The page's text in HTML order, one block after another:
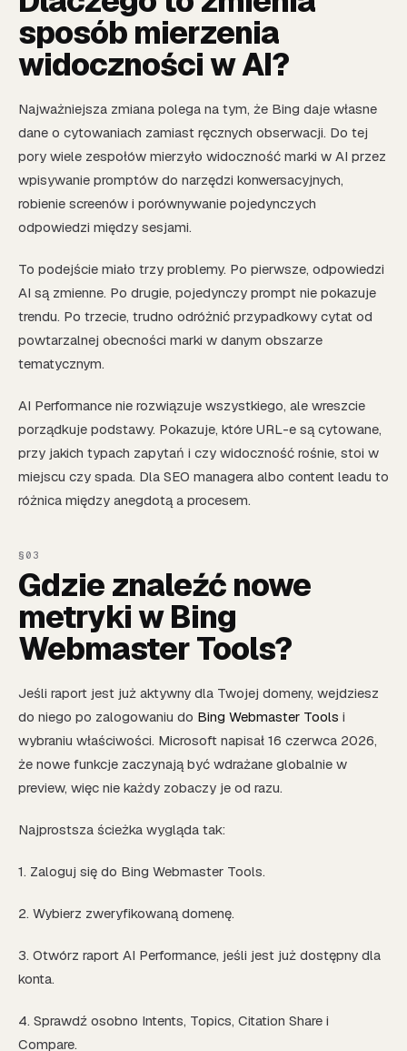
sposób mierzenia
widoczności w AI?
Najważniejsza zmiana polega na tym, że Bing daje własne
dane o cytowaniach zamiast ręcznych obserwacji. Do tej
pory wiele zespołów mierzyło widoczność marki w AI przez
wpisywanie promptów do narzędzi konwersacyjnych,
robienie screenów i porównywanie pojedynczych
odpowiedzi między sesjami.
To podejście miało trzy problemy. Po pierwsze, odpowiedzi
AI są zmienne. Po drugie, pojedynczy prompt nie pokazuje
trendu. Po trzecie, trudno odróżnić przypadkowy cytat od
powtarzalnej obecności marki w danym obszarze
tematycznym.
AI Performance nie rozwiązuje wszystkiego, ale wreszcie
porządkuje podstawy. Pokazuje, które URL-e są cytowane,
przy jakich typach zapytań i czy widoczność rośnie, stoi w
miejscu czy spada. Dla SEO managera albo content leadu to
różnica między anegdotą a procesem.
Gdzie znaleźć nowe
metryki w Bing
Webmaster Tools?
Jeśli raport jest już aktywny dla Twojej domeny, wejdziesz
do niego po zalogowaniu do Bing Webmaster Tools i
wybraniu właściwości. Microsoft napisał 16 czerwca 2026,
że nowe funkcje zaczynają być wdrażane globalnie w
preview, więc nie każdy zobaczy je od razu.
Najprostsza ścieżka wygląda tak:
1. Zaloguj się do Bing Webmaster Tools.
2. Wybierz zweryfikowaną domenę.
3. Otwórz raport AI Performance, jeśli jest już dostępny dla
konta.
4. Sprawdź osobno Intents, Topics, Citation Share i
Compare.